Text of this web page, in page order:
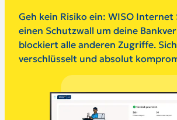
Geh kein Risiko ein: WISO
einen Schutzwall um deine
blockiert alle anderen Zugriffe.
verschlüsselt und absolut